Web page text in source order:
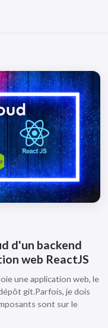
d'un backend
web ReactJS
une application web, le
git.Parfois, je dois
sont sur le